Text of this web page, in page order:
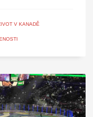
V KANADĚ